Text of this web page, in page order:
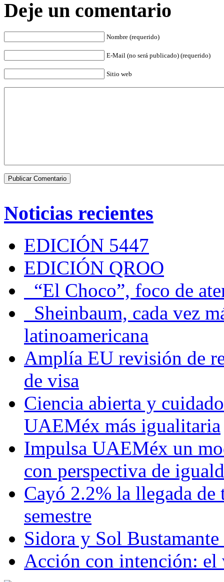
Deje un comentario
Nombre (requerido)
E-Mail (no será publicado) (requerido)
Sitio web
Noticias recientes
EDICIÓN 5447
EDICIÓN QROO
“El Choco”, foco de
Sheinbaum, cada vez
latinoamericana
Amplía EU revisión de
de visa
Ciencia abierta y
UAEMéx más igualitaria
Impulsa UAEMéx un
con perspectiva de
Cayó 2.2% la llegada de
semestre
Sidora y Sol
Acción con intención: el